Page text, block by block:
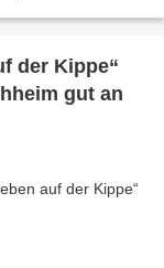
der Kippe“
gut an